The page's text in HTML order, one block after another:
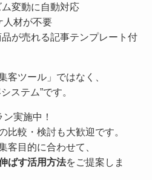
変動に自動対応
材が不要
が売れる記事テンプレート付
客ツール」ではなく、
ステム”です。
実施中！
比較・検討も大歓迎です。
客目的に合わせて、
ばす活用方法をご提案しま